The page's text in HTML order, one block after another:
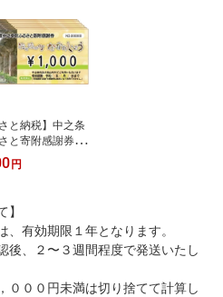
さと納税】中之条
と寄附感謝券90
円
】
有効期限１年となります。
後、２〜３週間程度で発送いたし
００円未満は切り捨てて計算し